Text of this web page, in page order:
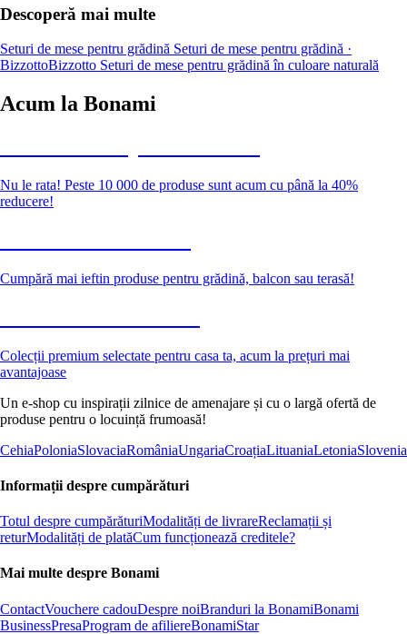
Descoperă mai multe
Seturi de mese pentru grădină Seturi de mese pentru grădină ·
BizzottoBizzotto Seturi de mese pentru grădină în culoare naturală
Acum la Bonami
Nu le rata! Peste 10 000 de produse sunt acum cu până la 40%
reducere!
Cumpără mai ieftin produse pentru grădină, balcon sau terasă!
Colecții premium selectate pentru casa ta, acum la prețuri mai
avantajoase
Un e-shop cu inspirații zilnice de amenajare și cu o largă ofertă de
produse pentru o locuință frumoasă!
CehiaPoloniaSlovaciaRomâniaUngariaCroațiaLituaniaLetoniaSlovenia
Informații despre cumpărături
Totul despre cumpărăturiModalități de livrareReclamații și
returModalități de platăCum funcționează creditele?
Mai multe despre Bonami
ContactVouchere cadouDespre noiBranduri la BonamiBonami
BusinessPresaProgram de afiliereBonamiStar